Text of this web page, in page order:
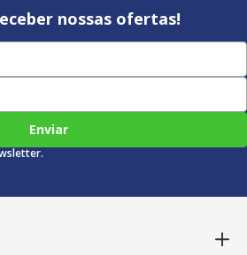
nossas ofertas!
Enviar